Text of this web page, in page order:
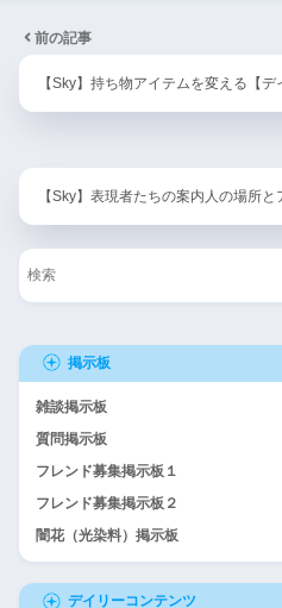
前の記事
【Sky】持ち物アイテムを変える【
【Sky】表現者たちの案内人の場所
掲示板
雑談掲示板
質問掲示板
フレンド募集掲示板１
フレンド募集掲示板２
闇花（光染料）掲示板
デイリーコンテンツ